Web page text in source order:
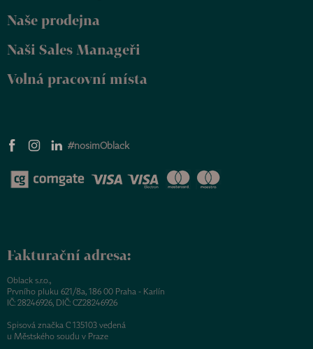
Naše prodejna
Naši Sales Manageři
Volná pracovní místa
#nosimOblack
Fakturační adresa:
Oblack s.r.o.,
Prvního pluku 621/8a, 186 00 Praha - Karlín
IČ: 28246926, DIČ: CZ28246926
Spisová značka C 135103 vedená
u Městského soudu v Praze